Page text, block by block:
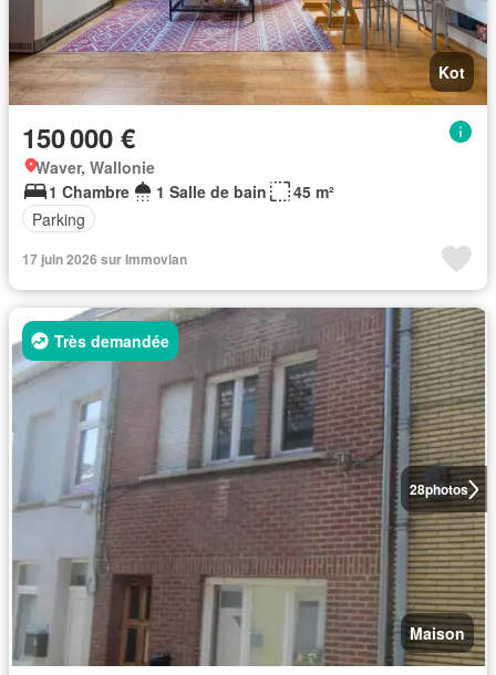
Kot
150 000 €
Waver, Wallonie
1 Chambre
1 Salle de bain
45 m²
Parking
17 juin 2026 sur Immovlan
28photos
Très demandée
Maison